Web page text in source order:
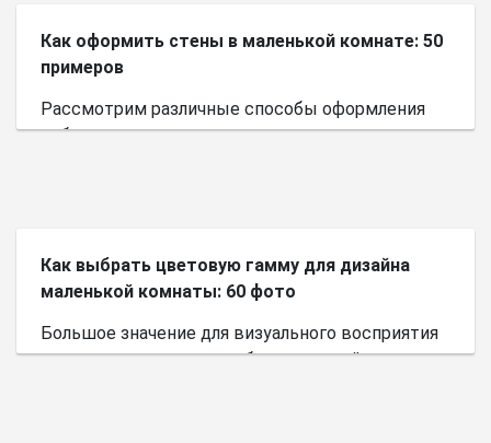
Как оформить стены в маленькой комнате: 50
примеров
Рассмотрим различные способы оформления
небольшого пространства.
Как выбрать цветовую гамму для дизайна
маленькой комнаты: 60 фото
Большое значение для визуального восприятия
пространства имеет выбор цветовой палитры.